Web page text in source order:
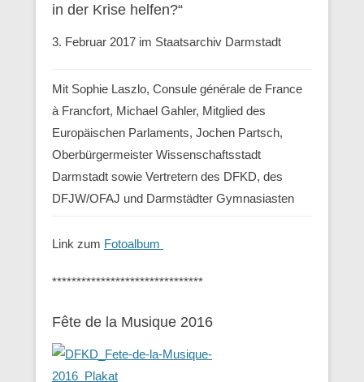
in der Krise helfen?“
3. Februar 2017 im Staatsarchiv Darmstadt
Mit Sophie Laszlo, Consule générale de France
à Francfort, Michael Gahler, Mitglied des
Europäischen Parlaments, Jochen Partsch,
Oberbürgermeister Wissenschaftsstadt
Darmstadt sowie Vertretern des DFKD, des
DFJW/OFAJ und Darmstädter Gymnasiasten
Link zum Fotoalbum
*******************************
Fête de la Musique 2016